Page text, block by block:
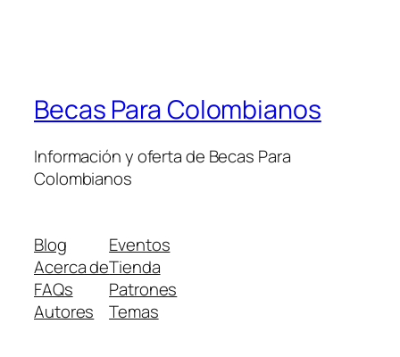
Becas Para Colombianos
Información y oferta de Becas Para
Colombianos
Blog
Acerca de
FAQs
Autores
Eventos
Tienda
Patrones
Temas